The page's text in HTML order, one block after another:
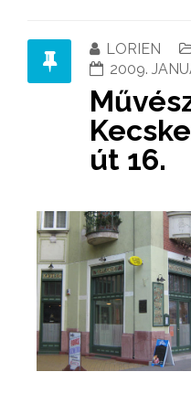
LORIEN
2009.
út 16.